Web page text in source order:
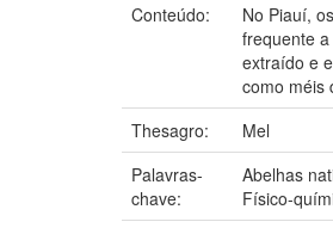
Conteúdo:
No Piauí,
frequente
extraído e
como méis
Thesagro:
Mel
Palavras-
chave:
Abelhas
Físico-